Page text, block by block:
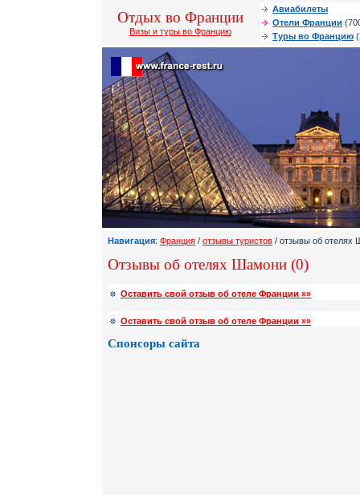
Отдых во Франции
Визы и туры во Францию
Авиабилеты
Отели Франции
Туры во Францию
Навигация: Франция / отзывы туристов / отзывы об отелях
Отзывы об отелях Шамони (0)
Оставить свой отзыв об отеле Франции »»
Оставить свой отзыв об отеле Франции »»
Спонсоры сайта